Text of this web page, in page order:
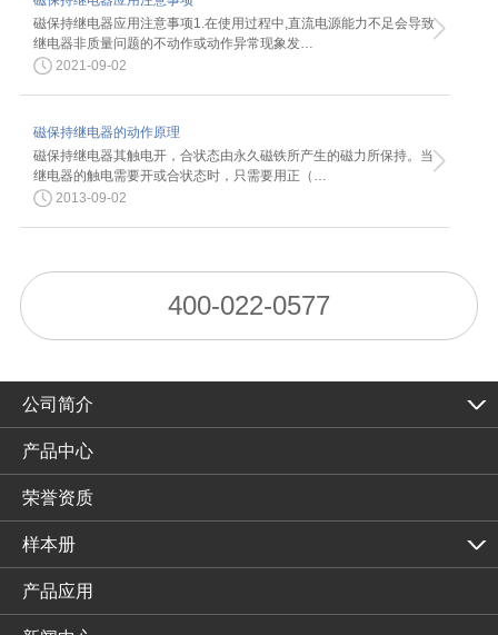
磁保持继电器应用注意事项1.在使用过程中,直流电源能力不足会导致
继电器非质量问题的不动作或动作异常现象发…
2021-09-02
磁保持继电器的动作原理
磁保持继电器其触电开，合状态由永久磁铁所产生的磁力所保持。当
继电器的触电需要开或合状态时，只需要用正（…
2013-09-02
400-022-0577
公司简介
产品中心
荣誉资质
样本册
产品应用